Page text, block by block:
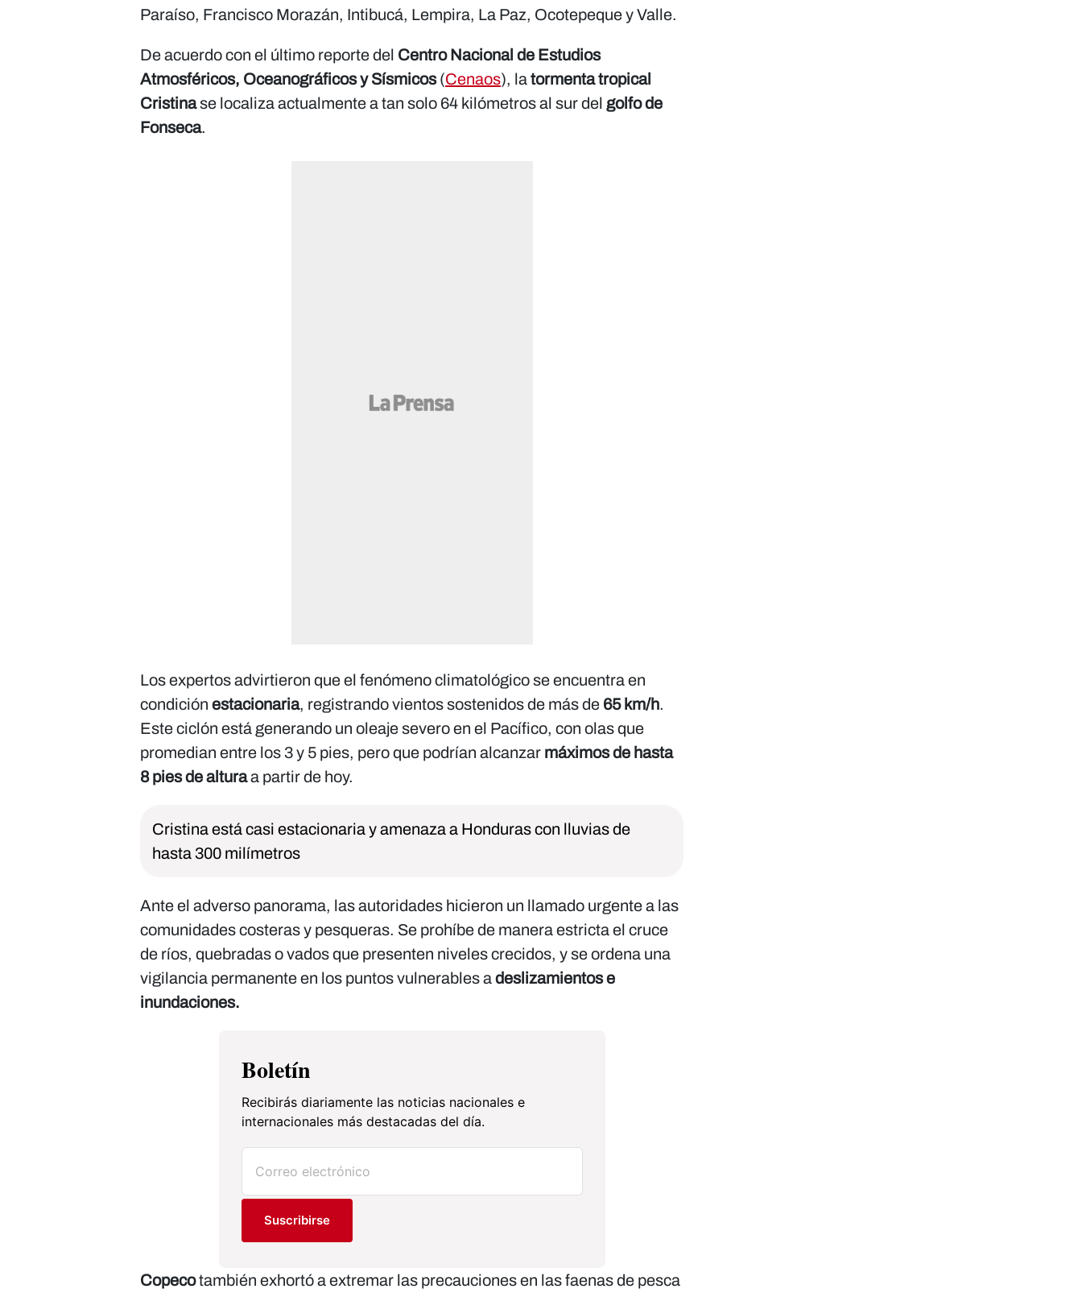
Paraíso, Francisco Morazán, Intibucá, Lempira, La Paz, Ocotepeque y Valle.
De acuerdo con el último reporte del Centro Nacional de Estudios
Atmosféricos, Oceanográficos y Sísmicos(Cenaos), latormenta tropical
Cristinase localiza actualmente a tan solo 64 kilómetros al sur del golfo de
Fonseca.
Los expertos advirtieron que el fenómeno climatológico se encuentra en
condición estacionaria, registrando vientos sostenidos de más de 65 km/h.
Este ciclón está generando un oleaje severo en el Pacífico, con olas que
promedian entre los 3 y 5 pies, pero que podrían alcanzar máximos de hasta
8 pies de alturaa partir de hoy.
Cristina está casi estacionaria y amenaza a Honduras con lluvias de
hasta 300 milímetros
Ante el adverso panorama, las autoridades hicieron un llamado urgente a las
comunidades costeras y pesqueras. Se prohíbe de manera estricta el cruce
de ríos, quebradas o vados que presenten niveles crecidos, y se ordena una
vigilancia permanente en los puntos vulnerables adeslizamientos e
inundaciones.
Boletín
Recibirás diariamente las noticias nacionales e
internacionales más destacadas del día.
Suscribirse
Copecotambién exhortó a extremar las precauciones en las faenas de pesca